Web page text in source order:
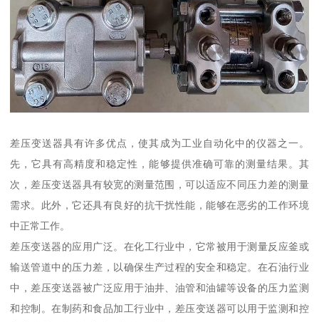
差压变送器具有许多优点，使其成为工业自动化中的仪器之一。
先，它具有高精度和稳定性，能够提供准确可靠的测量结果。其
次，差压变送器具有较宽的测量范围，可以适应不同压力差的测量
需求。此外，它还具有良好的抗干扰性能，能够在恶劣的工作环境
中正常工作。
差压变送器的应用广泛。在化工行业中，它常被用于测量反应釜或
输送管道中的压力差，以确保生产过程的安全和稳定。在石油行业
中，差压变送器被广泛应用于油井、油管和油罐等设备的压力监测
和控制。在制药和食品加工行业中，差压变送器可以用于监测和控